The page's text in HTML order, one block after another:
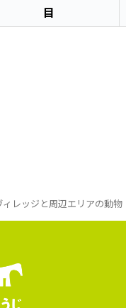
目
レッジと周辺エリアの動物